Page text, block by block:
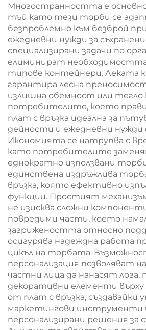
Многостранността е
тъй като тези торби се
безпроблемно към безброй
ежедневни нужди за
специализирани задачи по
елиминират
типове контейнери. Леката
гарантира лесна
излишна обемност или
потребителите, което
плат с връзка идеална за
дейности и ежедневни нужди
Икономията се натрупва с
като потребителите
еднократно използвани
единствена издръжлива
връзка, която ефективно
функции. Простият
не изисква сложни
повредими части, което
загрижеността относно
осигурява надеждна работа
цикъл на торбата.
персонализация позволяват
частни лица да нанасят лога,
декоративни елементи
от плат с връзка, създавайки
маркетингови инструменти
персонализирани решения за